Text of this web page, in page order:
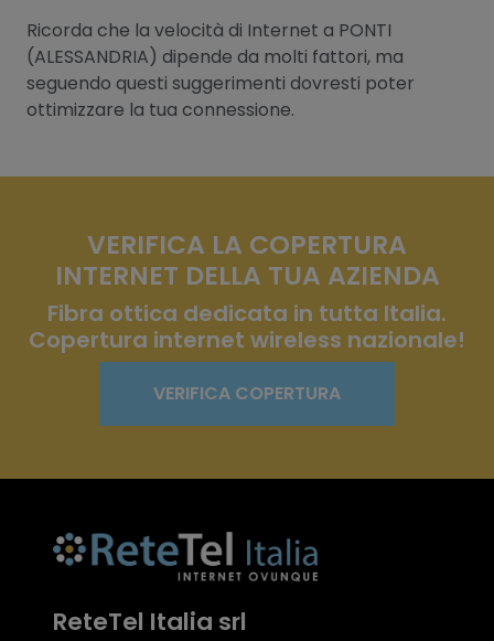
Ricorda che la velocità di Internet a PONTI
(ALESSANDRIA) dipende da molti fattori, ma
seguendo questi suggerimenti dovresti poter
ottimizzare la tua connessione.
VERIFICA LA COPERTURA
INTERNET DELLA TUA AZIENDA
Fibra ottica dedicata in tutta Italia.
Copertura internet wireless nazionale!
VERIFICA COPERTURA
ReteTel Italia srl